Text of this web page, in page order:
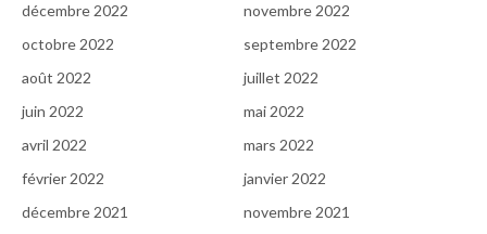
décembre 2022
novembre 2022
octobre 2022
septembre 2022
août 2022
juillet 2022
juin 2022
mai 2022
avril 2022
mars 2022
février 2022
janvier 2022
décembre 2021
novembre 2021